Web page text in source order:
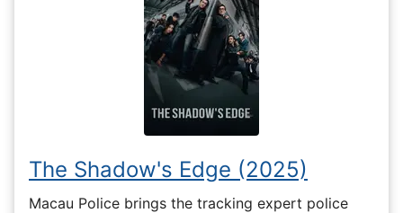
The Shadow's Edge (2025)
Macau Police brings the tracking expert police